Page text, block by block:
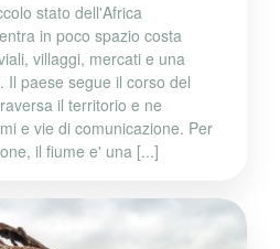
stato dell'Africa
in poco spazio costa
villaggi, mercati e una
Il paese segue il corso del
il territorio e ne
e vie di comunicazione. Per
il fiume e' una [...]